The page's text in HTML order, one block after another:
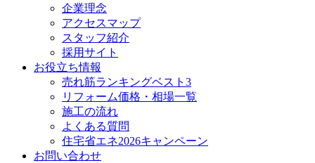
企業理念
アクセスマップ
スタッフ紹介
採用サイト
お役立ち情報
売れ筋ランキングベスト3
リフォーム価格・相場一覧
施工の流れ
よくある質問
住宅省エネ2026キャンペーン
お問い合わせ